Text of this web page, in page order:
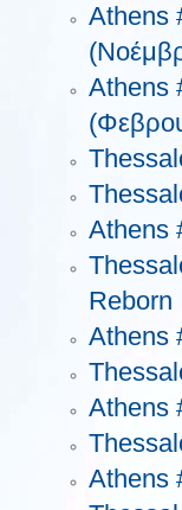
Athens
Athens
Athens
Reborn
Athens
Athens
Athens